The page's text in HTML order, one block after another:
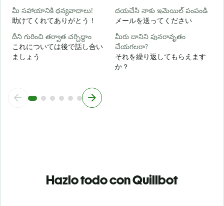
మీ సహాయానికి ధన్యవాదాలు!
助けてくれてありがとう！
దయచేసి నాకు ఇమెయిల్ పంపండి
メールを送ってください
దీని గురించి తర్వాత చర్చిద్దాం
これについては後で話し合い
ましょう
మీరు దానిని పునరావృతం
చేయగలరా?
それを繰り返してもらえます
か？
Hazlo todo con Quillbot